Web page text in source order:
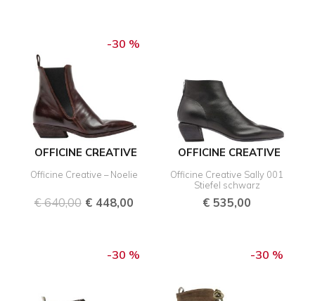
-30 %
OFFICINE CREATIVE
Officine Creative – Noelie
€640,00
war:
€448,00
ist:
OFFICINE CREATIVE
Officine Creative Sally 001
Stiefel schwarz
€ 535,00
-30 %
war:
ist:
-30 %
war:
ist: